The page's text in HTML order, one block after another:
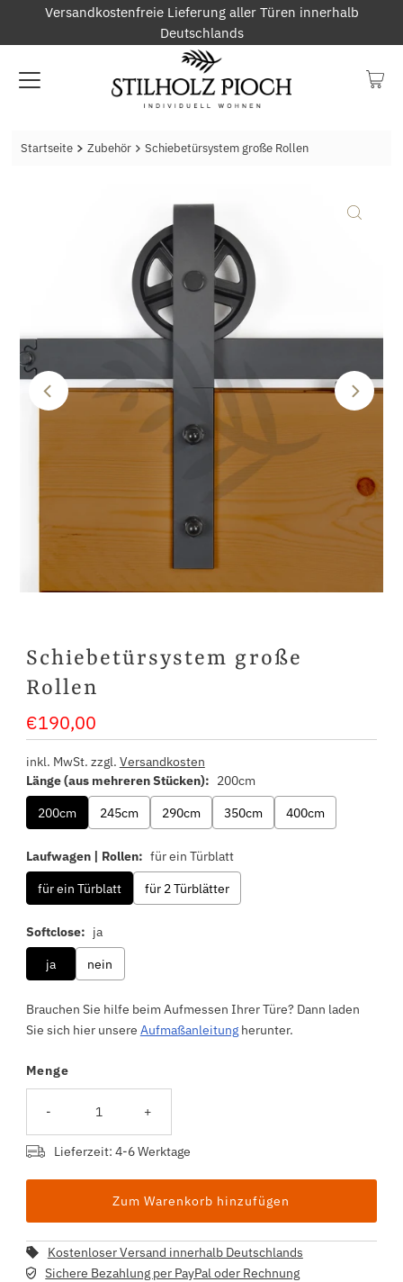
Versandkostenfreie Lieferung aller Türen innerhalb
Deutschlands
Startseite Zubehör Schiebetürsystem große Rollen
Schiebetürsystem große
Rollen
Regulärer
Preis
€190,00
inkl. MwSt. zzgl. Versandkosten
Länge (aus mehreren Stücken): 200cm
200cm
245cm 290cm 350cm 400cm
Laufwagen | Rollen: für ein Türblatt
für ein Türblatt
für 2 Türblätter
Softclose: ja
ja
nein
Brauchen Sie hilfe beim Aufmessen Ihrer Türe? Dann laden
Sie sich hier unsere Aufmaßanleitungherunter.
Selection will add
Menge
- +
Lieferzeit: 4-6 Werktage
Kostenloser Versand innerhalb Deutschlands
Sichere Bezahlung per PayPal oder Rechnung